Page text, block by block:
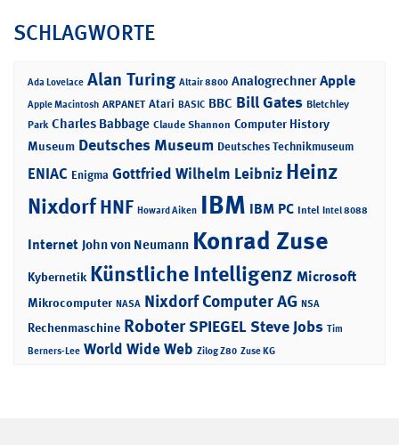
SCHLAGWORTE
Ada Lovelace Alan Turing Altair 8800 Analogrechner Apple
Apple Macintosh ARPANET Atari BASIC BBC Bill Gates Bletchley
Park Charles Babbage Claude Shannon Computer History
Museum Deutsches Museum Deutsches Technikmuseum
ENIAC Enigma Gottfried Wilhelm Leibniz Heinz
NixdorfHNF Howard Aiken IBM IBM PC Intel Intel 8088
Internet John von Neumann Konrad Zuse
Kybernetik Künstliche Intelligenz Microsoft
Mikrocomputer NASA Nixdorf Computer AG NSA
Rechenmaschine RoboterSPIEGELSteve Jobs Tim
Berners-Lee World Wide Web Zilog Z80 Zuse KG